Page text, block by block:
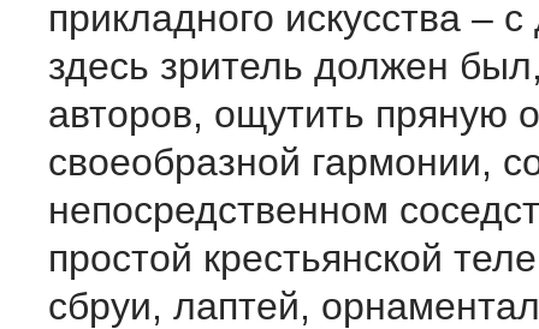
прикладного искусства –
здесь зритель должен
авторов, ощутить пряную
своеобразной гармонии,
непосредственном
простой крестьянской
сбруи, лаптей,